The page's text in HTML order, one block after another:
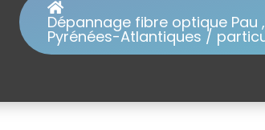
Dépannage fibre optique Pau
Pyrénées-Atlantiques /